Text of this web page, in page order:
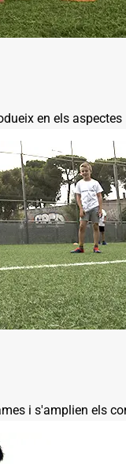
en els
i s'amplien els